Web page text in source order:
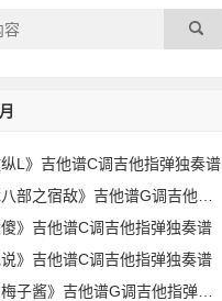
L》吉他谱C调吉他指弹独奏谱
之宿敌》吉他谱G调吉他指弹独奏谱
》吉他谱C调吉他指弹独奏谱
》吉他谱C调吉他指弹独奏谱
酱》吉他谱G调吉他指弹独奏谱